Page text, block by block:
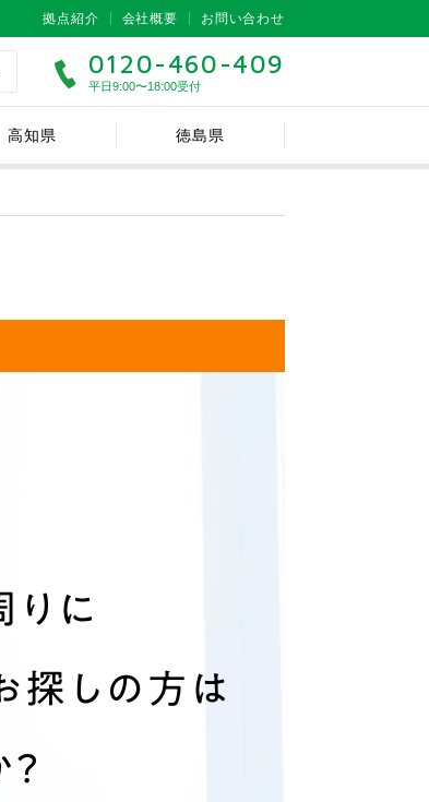
拠点紹介 会社概要 お問い合わせ
0120-460-409
平日9:00〜18:00受付
高知県 徳島県